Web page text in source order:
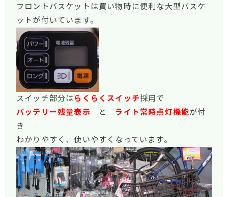
フロントバスケットは買い物時に便利な大型バスケ
ットが付いています。
スイッチ部分は らくらくスイッチ採用で
バッテリー残量表示
と ライト常時点灯機能が付
き
わかりやすく、使いやすくなっています。